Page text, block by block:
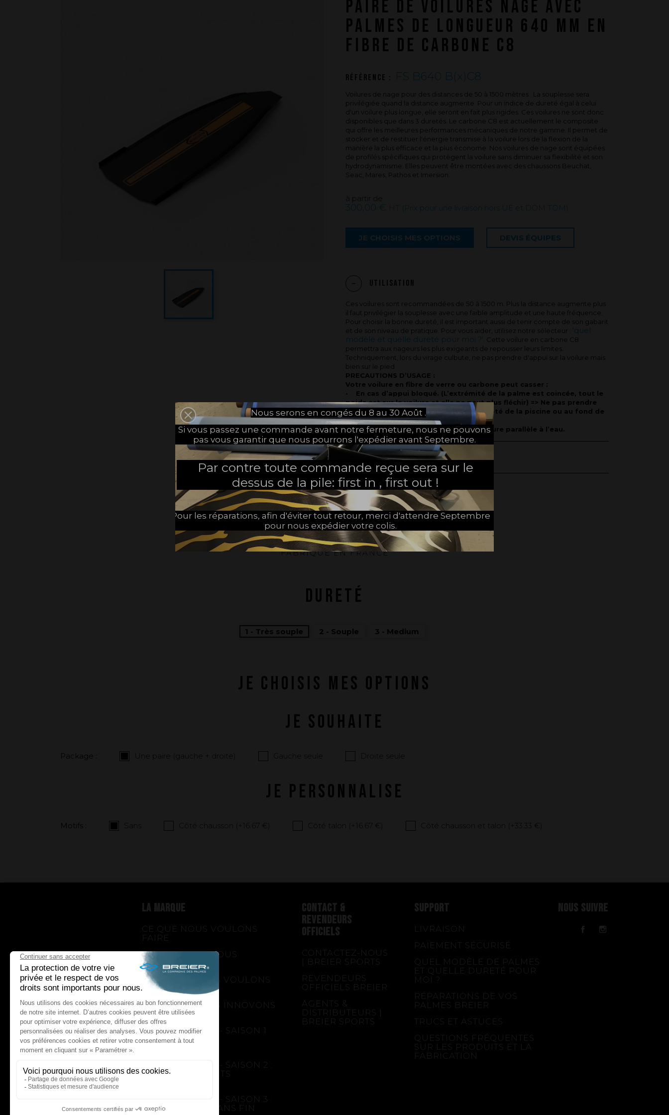
Textile - Casquettes et bonnets
PUSH YOUR LIMITS
Une histoire d'innovations - Saison 3 :
Une histoire sans fin
Questions fréquentes sur les produits
et la fabrication
PAIRE DE VOILURES NAGE AVEC
PALMES DE LONGUEUR 640 MM EN
FIBRE DE CARBONE C8
Référence : FS B640 B(x)C8
Voilures de nage pour des distances de 50 à 1500 mètres . La souplesse sera
privilégiée quand la distance augmente. Pour un indice de dureté égal à celui
d'un voilure plus longue, elle seront en fait plus rigides. Ces voilures ne sont donc
disponibles que dans 3 duretés. Le carbone C8 est actuellement le composite
qui offre les meilleures performances mécaniques de notre gamme. Il permet de
stocker et de restituer l'énergie transmise à la voilure lors de la flexion de la
manière la plus efficace et la plus économe. Nos voilures de nage sont équipées
de profilés spécifiques qui protègent la voilure sans diminuer sa flexibilité et son
hydrodynamisme. Elles peuvent être montées avec des chaussons Beuchat,
Seac, Mares, Pathos et Imersion.
à partir de
300,00 € HT (Prix pour une livraison hors UE et DOM TOM)
JE CHOISIS MES OPTIONS DEVIS ÉQUIPES
Utilisation
Ces voilures sont recommandées de 50 à 1500 m. Plus la distance augmente plus
il faut privilégier la souplesse avec une faible amplitude et une haute fréquence.
Pour choisir la bonne dureté, il est important aussi de tenir compte de son gabarit
et de son niveau de pratique. Pour vous aider, utilisez notre sélecteur : 'quel
modèle et quelle dureté pour moi ?' . Cette voilure en carbone C8
permettra aux nageurs les plus exigeants de repousser leurs limites.
Techniquement, lors du virage culbute, ne pas prendre d'appui sur la voilure mais
bien sur le pied.
PRECAUTIONS D’USAGE :
Votre voilure en fibre de verre ou carbone peut casser :
• En cas d’appui bloqué. (L’extrémité de la palme est coincée, tout le
poids est sur la voilure et elle ne peut plus fléchir) => Ne pas prendre
d’appuis avec la voilure sur le fond, le côté de la piscine ou au fond de
l’eau
• Si vous sautez à l’eau en ayant la voilure parallèle à l’eau.
Caractéristiques
PARTAGER
FABRIQUÉ EN FRANCE
JE CHOISIS MES OPTIONS
JE SOUHAITE
Package : Une paire (gauche + droite) Gauche seule Droite seule
JE PERSONNALISE
Motifs : Sans Côté chausson (+ 16.67 € Côté talon (+ 16.67 € Côté chausson et talon (+ 33.33 €
DURETÉ
1 - Très souple 2 - Souple 3 - Medium
LA MARQUE
CE QUE NOUS VOULONS
FAIRE
CE QUE NOUS VOUS
APPORTONS
COMMENT NOUS VOULONS
LE FAIRE
COMMENT NOUS INNOVONS
UNE HISTOIRE
D'INNOVATIONS - SAISON 1 :
GENESIS
D'INNOVATIONS - SAISON 2 :
PUSH YOUR LIMITS
D'INNOVATIONS - SAISON 3 :
UNE HISTOIRE SANS FIN
CONTACT &
REVENDEURS
OFFICIELS
CONTACTEZ-NOUS
| BREIER SPORTS
REVENDEURS
OFFICIELS BREIER
AGENTS &
DISTRIBUTEURS |
BREIER SPORTS
SUPPORT
LIVRAISON
PAIEMENT SÉCURISÉ
QUEL MODÈLE DE PALMES
ET QUELLE DURETÉ POUR
MOI ?
RÉPARATIONS DE VOS
PALMES BREIER
TRUCS ET ASTUCES
QUESTIONS FRÉQUENTES
SUR LES PRODUITS ET LA
FABRICATION
NOUS SUIVRE
Facebook
Nous serons en congés du 8 au 30 Août .
Si vous passez une commande avant notre fermeture, nous ne pouvons
pas vous garantir que nous pourrons l'expédier avant Septembre.
Par contre toute commande reçue sera sur le
dessus de la pile: first in , first out !
Pour les réparations, afin d'éviter tout retour, merci d'attendre Septembre
pour nous expédier votre colis.